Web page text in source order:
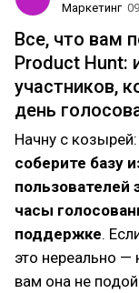
Маркетинг
Все, что вам
Product Hunt:
участников,
день
Начну с
соберите базу
часы
поддержке.
это нереально —
вам она не